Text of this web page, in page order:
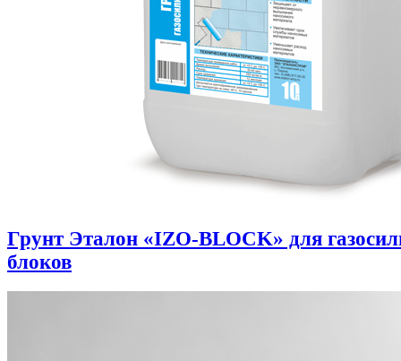
Грунт Эталон «IZO-BLOCK» для
блоков